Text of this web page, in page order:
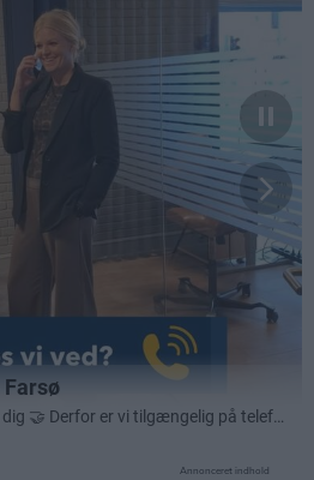
Annonceret indhold